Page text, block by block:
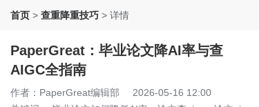
首页 > 查重降重技巧 > 详情
PaperGreat：毕业论文降AI率与查
AIGC全指南
作者：PaperGreat编辑部
2026-05-16 12:00